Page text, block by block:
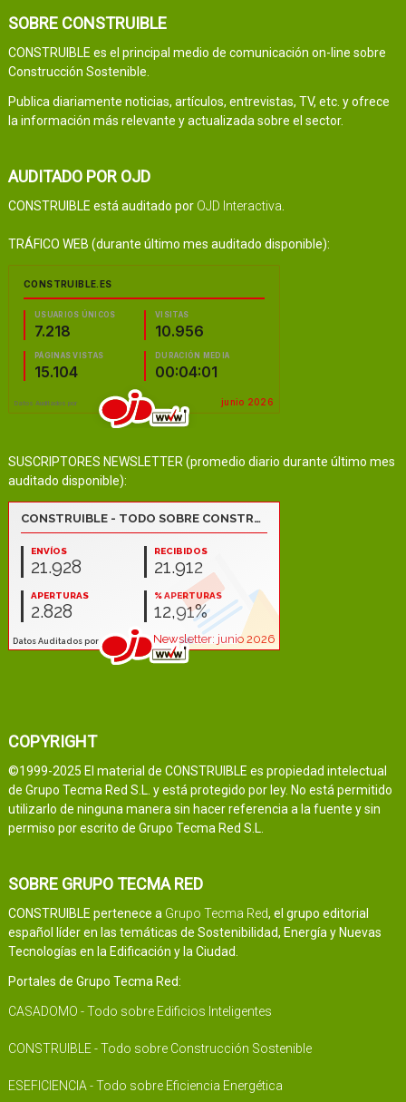
SOBRE CONSTRUIBLE
CONSTRUIBLE es el principal medio de comunicación on-line sobre
Construcción Sostenible.
Publica diariamente noticias, artículos, entrevistas, TV, etc. y ofrece
la información más relevante y actualizada sobre el sector.
AUDITADO POR OJD
CONSTRUIBLE está auditado por OJD Interactiva
TRÁFICO WEB (durante último mes auditado disponible):
SUSCRIPTORES NEWSLETTER (promedio diario durante último mes
auditado disponible):
COPYRIGHT
©1999-2025 El material de CONSTRUIBLE es propiedad intelectual
de Grupo Tecma Red S.L. y está protegido por ley. No está permitido
utilizarlo de ninguna manera sin hacer referencia a la fuente y sin
permiso por escrito de Grupo Tecma Red S.L.
SOBRE GRUPO TECMA RED
CONSTRUIBLE pertenece a Grupo Tecma Red, el grupo editorial
español líder en las temáticas de Sostenibilidad, Energía y Nuevas
Tecnologías en la Edificación y la Ciudad.
Portales de Grupo Tecma Red:
CASADOMO - Todo sobre Edificios Inteligentes
CONSTRUIBLE - Todo sobre Construcción Sostenible
ESEFICIENCIA - Todo sobre Eficiencia Energética